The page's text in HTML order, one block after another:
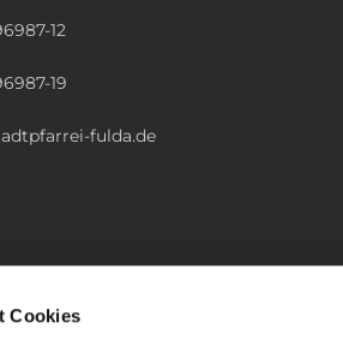
Cookies
12
19
fulda.de